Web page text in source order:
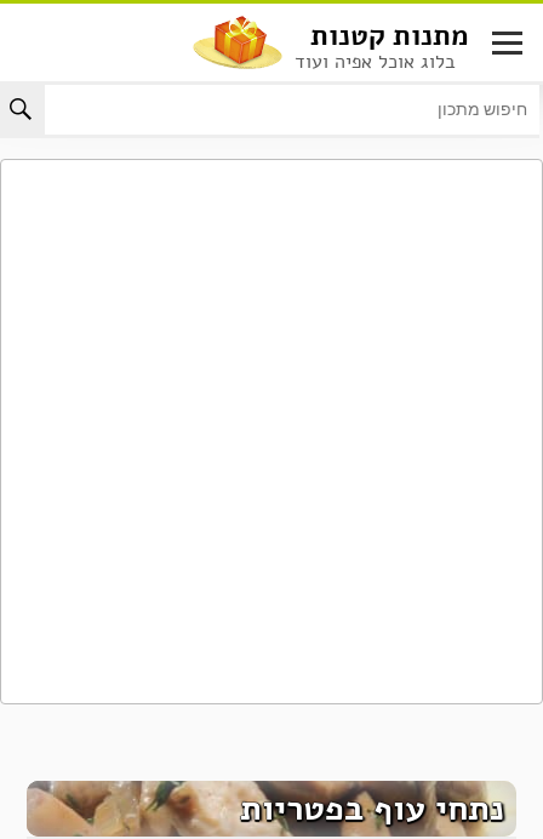
לתוכן
מתנות קטנות
בלוג אוכל אפיה ועוד
נתחי עוף בפטריות